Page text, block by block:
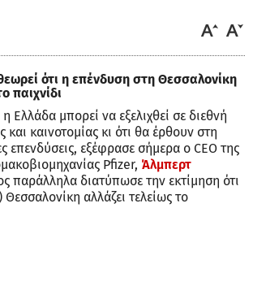
ότι η επένδυση στη Θεσσαλονίκη
παιχνίδι
Ελλάδα μπορεί να εξελιχθεί σε διεθνή
και καινοτομίας κι ότι θα έρθουν στη
επενδύσεις, εξέφρασε σήμερα ο CEO της
Pfizer, Άλμπερτ
παράλληλα διατύπωσε την εκτίμηση ότι
αλλάζει τελείως το